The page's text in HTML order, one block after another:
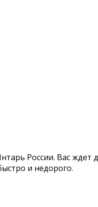
России. Вас
и недорого.